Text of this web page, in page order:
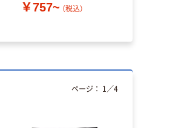
￥757~ （税込）
ページ： 1 ／4